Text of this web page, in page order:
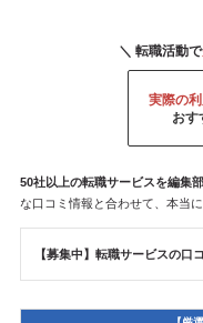
＼ 転職活動で
実際の
おす
50社以上の転職サービスを編集
な口コミ情報と合わせて、本当
【募集中】転職サービスの口